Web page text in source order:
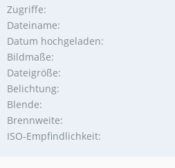
Zugriffe
Dateiname
Datum hochgeladen
Bildmaße
Dateigröße
Belichtung
Blende
Brennweite
ISO-Empfindlichkeit